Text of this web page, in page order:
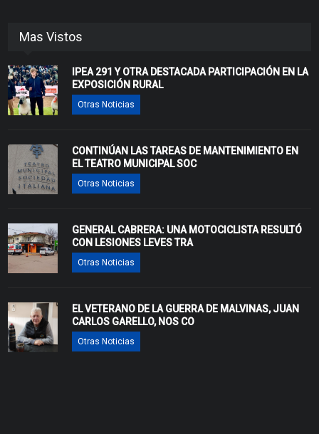
Mas Vistos
IPEA 291 Y OTRA DESTACADA PARTICIPACIÓN EN LA
EXPOSICIÓN RURAL
Otras Noticias
CONTINÚAN LAS TAREAS DE MANTENIMIENTO EN
EL TEATRO MUNICIPAL SOC
Otras Noticias
GENERAL CABRERA: UNA MOTOCICLISTA RESULTÓ
CON LESIONES LEVES TRA
Otras Noticias
EL VETERANO DE LA GUERRA DE MALVINAS, JUAN
CARLOS GARELLO, NOS CO
Otras Noticias